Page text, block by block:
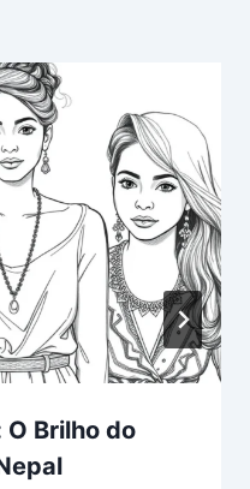
O Brilho do